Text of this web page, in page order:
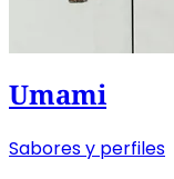
Umami
Sabores y perfiles